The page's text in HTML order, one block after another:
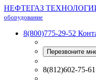
НЕФТЕГАЗ
оборудование
8(800)775-29-52
Перезвоните
8(812)602-75-61